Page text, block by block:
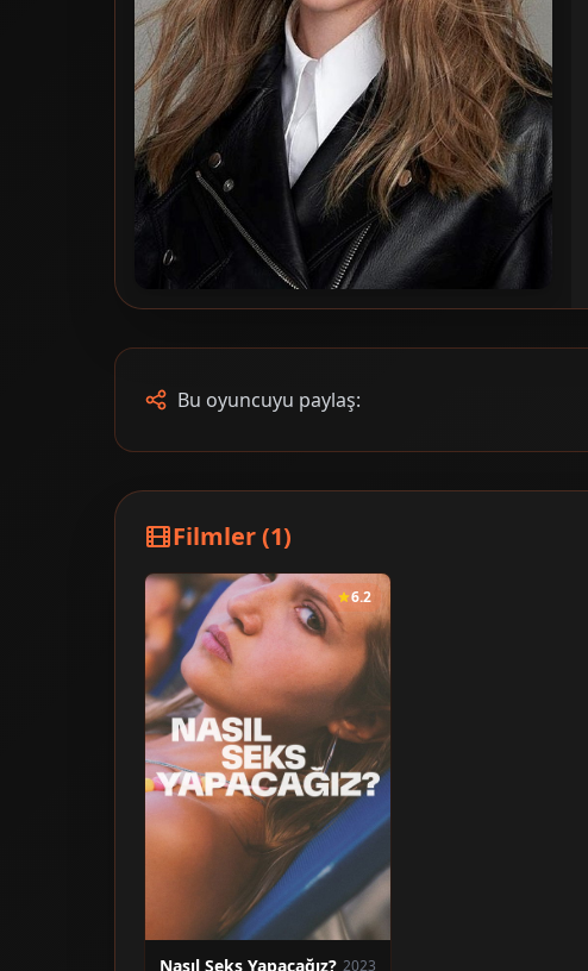
Bu oyuncuyu paylaş:
Filmler (1)
6.2
Nasıl Seks Yapacağız? 2023